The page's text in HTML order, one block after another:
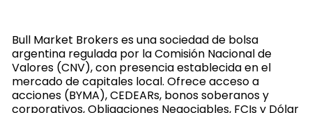
Bull Market Brokers es una sociedad de bolsa
argentina regulada por la Comisión Nacional de
Valores (CNV), con presencia establecida en el
mercado de capitales local. Ofrece acceso a
acciones (BYMA), CEDEARs, bonos soberanos y
corporativos, Obligaciones Negociables, FCIs y Dólar